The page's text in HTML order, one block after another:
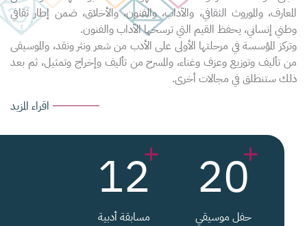
المعارف، والموروث الثقافي، والآداب، والفنون، والأخلاق، ضمن إطار ثقافي
وطني إنساني، يحفظ القيم التي ترسخها الآداب والفنون.
وتركز المؤسسة في مرحلتها الأولى على الأدب من شعر ونثر ونقد، والموسيقى
من تأليف وتوزيع وعزف وغناء، والمسرح من تأليف وإخراج وتمثيل، ثم بعد
ذلك ستنطلق في مجالات أخرى.
اقراء المزيد
20
حفل موسيقي
12
مسابقة أدبية